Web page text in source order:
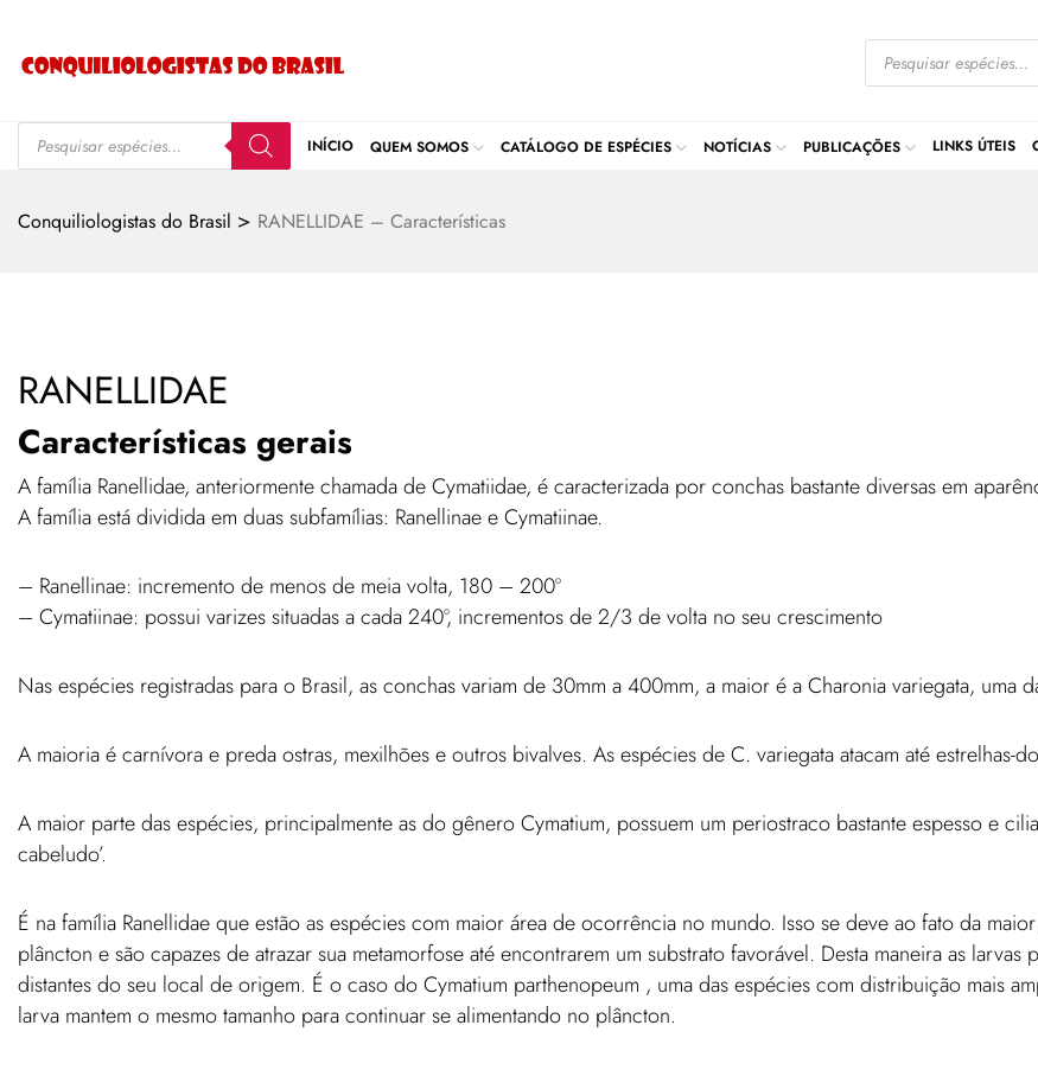
INÍCIO QUEM SOMOS CATÁLOGO DE ESPÉCIES NOTÍCIAS PUBLICAÇÕES LINKS ÚTEIS
Conquiliologistas do Brasil > RANELLIDAE – Características
RANELLIDAE
Características gerais
A família Ranellidae, anteriormente chamada de Cymatiidae, é caracterizada por conchas bastante diversas em
A família está dividida em duas subfamílias: Ranellinae e Cymatiinae.
– Ranellinae: incremento de menos de meia volta, 180 – 200º
– Cymatiinae: possui varizes situadas a cada 240º, incrementos de 2/3 de volta no seu crescimento
Nas espécies registradas para o Brasil, as conchas variam de 30mm a 400mm, a maior é a Charonia variegata, uma
A maioria é carnívora e preda ostras, mexilhões e outros bivalves. As espécies de C. variegata atacam até estrelhas-
A maior parte das espécies, principalmente as do gênero Cymatium, possuem um periostraco bastante espesso e
cabeludo’.
É na família Ranellidae que estão as espécies com maior área de ocorrência no mundo. Isso se deve ao fato da
plâncton e são capazes de atrazar sua metamorfose até encontrarem um substrato favorável. Desta maneira as
distantes do seu local de origem. É o caso do Cymatium parthenopeum , uma das espécies com distribuição mais
larva mantem o mesmo tamanho para continuar se alimentando no plâncton.